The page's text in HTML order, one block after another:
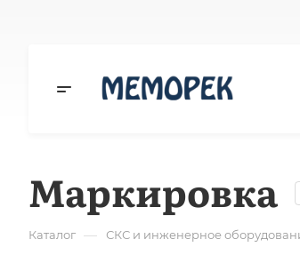
Маркировка
Каталог — СКС и инженерное